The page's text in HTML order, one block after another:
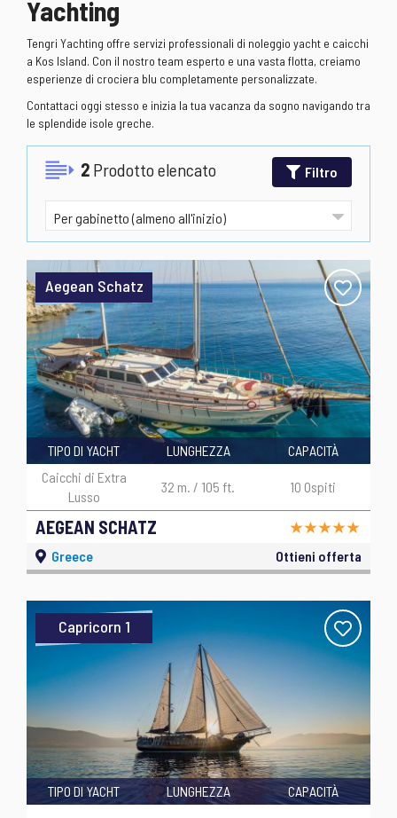
Yachting
Tengri Yachting offre servizi professionali di noleggio yacht e caicchi
a Kos Island. Con il nostro team esperto e una vasta flotta, creiamo
esperienze di crociera blu completamente personalizzate.
Contattaci oggi stesso e inizia la tua vacanza da sogno navigando tra
le splendide isole greche.
2 Prodotto elencato Filtro
Aegean Schatz
AEGEAN SCHATZ
TIPO DI YACHT
Caicchi di Extra
Lusso
LUNGHEZZA
32 m. / 105 ft.
CAPACITÀ
10 Ospiti
Greece Ottieni offerta
Capricorn 1
TIPO DI YACHT LUNGHEZZA CAPACITÀ